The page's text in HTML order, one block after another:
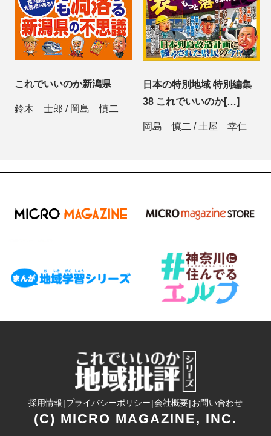
これでいいのか新潟県
鈴木 士郎 / 岡島 慎二
日本の特別地域 特別編集
38 これでいいのか[…]
岡島 慎二 / 土屋 幸仁
採用情報 プライバシーポリシー 会社概要 お問い合わせ
(C) MICRO MAGAZINE, INC.